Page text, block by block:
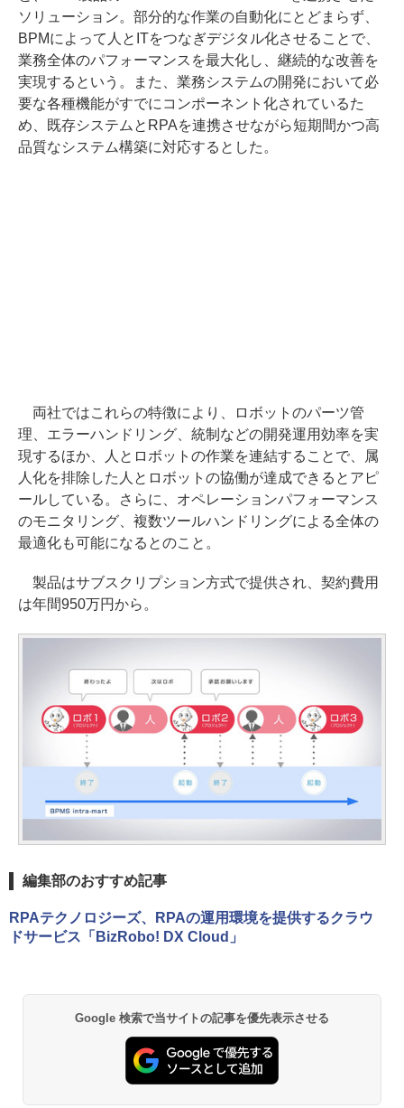
ソリューション。部分的な作業の自動化にとどまらず、
BPMによって人とITをつなぎデジタル化させることで、
業務全体のパフォーマンスを最大化し、継続的な改善を
実現するという。また、業務システムの開発において必
要な各種機能がすでにコンポーネント化されているた
め、既存システムとRPAを連携させながら短期間かつ高
品質なシステム構築に対応するとした。
両社ではこれらの特徴により、ロボットのパーツ管
理、エラーハンドリング、統制などの開発運用効率を実
現するほか、人とロボットの作業を連結することで、属
人化を排除した人とロボットの協働が達成できるとアピ
ールしている。さらに、オペレーションパフォーマンス
のモニタリング、複数ツールハンドリングによる全体の
最適化も可能になるとのこと。
製品はサブスクリプション方式で提供され、契約費用
は年間950万円から。
編集部のおすすめ記事
RPAテクノロジーズ、RPAの運用環境を提供するクラウ
ドサービス「BizRobo! DX Cloud」
Google 検索で当サイトの記事を優先表示させる